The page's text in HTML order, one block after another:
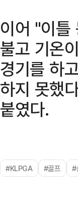
이어 "이틀
불고 기온
경기를 하
하지 못했
붙였다.
#KLPGA #골프 #